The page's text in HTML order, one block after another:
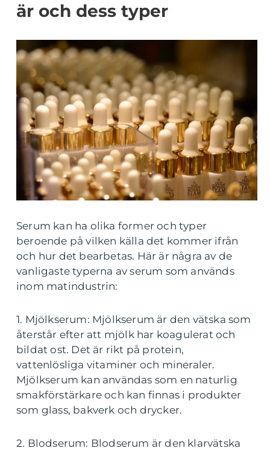
är och dess typer
Serum kan ha olika former och typer
beroende på vilken källa det kommer ifrån
och hur det bearbetas. Här är några av de
vanligaste typerna av serum som används
inom matindustrin:
1. Mjölkserum: Mjölkserum är den vätska som
återstår efter att mjölk har koagulerat och
bildat ost. Det är rikt på protein,
vattenlösliga vitaminer och mineraler.
Mjölkserum kan användas som en naturlig
smakförstärkare och kan finnas i produkter
som glass, bakverk och drycker.
2. Blodserum: Blodserum är den klarvätska